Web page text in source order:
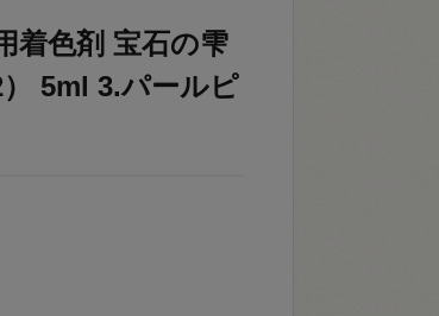
着色剤 宝石の雫
5ml 3.パールピ